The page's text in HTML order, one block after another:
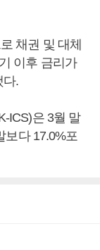
채권 및 대체
이후 금리가
다.
ICS)은 3월 말
보다 17.0%포